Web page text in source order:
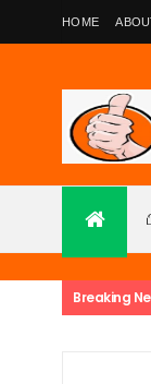
HOME
Breaking